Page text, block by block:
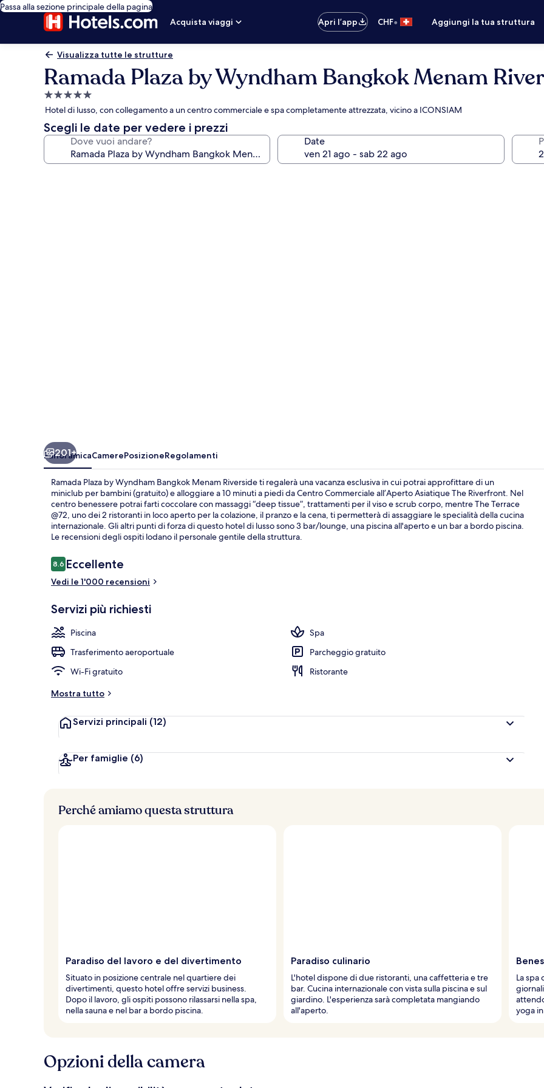
Passa alla sezione principale della pagina
Acquista viaggi
Apri l’app CHF• Aggiungi la tua struttura
Visualizza tutte le strutture
Ramada Plaza by Wyndham Bangkok Menam
Struttura
a
5.0
stelle
Hotel di lusso, con collegamento a un centro commerciale e spa completamente attrezzata, vicino a ICONSIAM
Scegli le date per vedere i prezzi
Dove vuoi andare? Date
TV a
201+
PanoramicaCamerePosizioneRegolamenti
Ramada Plaza by Wyndham Bangkok Menam Riverside ti regalerà una vacanza esclusiva in cui potrai approfittare di un
miniclub per bambini (gratuito) e alloggiare a 10 minuti a piedi da Centro Commerciale all’Aperto Asiatique The Riverfront. Nel
centro benessere potrai farti coccolare con massaggi “deep tissue”, trattamenti per il viso e scrub corpo, mentre The Terrace
@72, uno dei 2 ristoranti in loco aperto per la colazione, il pranzo e la cena, ti permetterà di assaggiare le specialità della cucina
internazionale. Gli altri punti di forza di questo hotel di lusso sono 3 bar/lounge, una piscina all'aperto e un bar a bordo piscina.
Le recensioni degli ospiti lodano il personale gentile della struttura.
Recensioni
8.68.6 su 10
Eccellente
Vedi le 1'000 recensioni
Servizi più richiesti
Piscina
Spa
Trasferimento aeroportuale
Parcheggio gratuito
Wi-Fi gratuito
Ristorante
Mostra tutto
Servizi principali (12)
Per famiglie (6)
Perché amiamo questa struttura
Paradiso del lavoro e del divertimento
Situato in posizione centrale nel quartiere dei
divertimenti, questo hotel offre servizi business.
Dopo il lavoro, gli ospiti possono rilassarsi nella spa,
nella sauna e nel bar a bordo piscina.
Paradiso culinario
L'hotel dispone di due ristoranti, una caffetteria e tre
bar. Cucina internazionale con vista sulla piscina e sul
giardino. L'esperienza sarà completata mangiando
all'aperto.
La
yoga
Opzioni della camera